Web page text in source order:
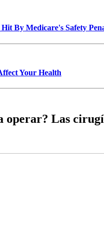
By Medicare's Safety
Your Health
operar? Las